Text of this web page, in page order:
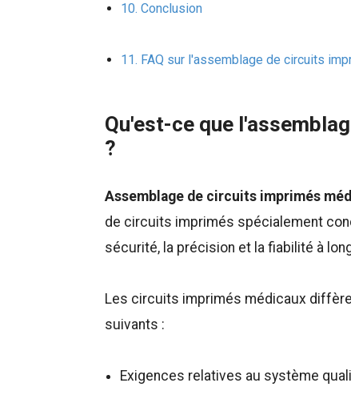
Conclusion
FAQ sur l'assemblage de circuits
Qu'est-ce que
?
Assemblage de circuits imprimés
de circuits imprimés spécialement
sécurité, la précision et la fiabilité à
Les circuits imprimés médicaux
suivants :
Exigences relatives au système